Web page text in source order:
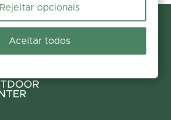
Rejeitar opcionais
Aceitar todos